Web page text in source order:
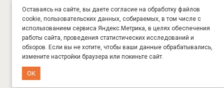
Оставаясь на сайте, вы даете согласие на обработку файлов
cookie, пользовательских данных, собираемых, в том числе с
использованием сервиса Яндекс.Метрика, в целях обеспечения
работы сайта, проведения статистических исследований и
обзоров. Если вы не хотите, чтобы ваши данные обрабатывались,
измените настройки браузера или покиньте сайт.
ОК